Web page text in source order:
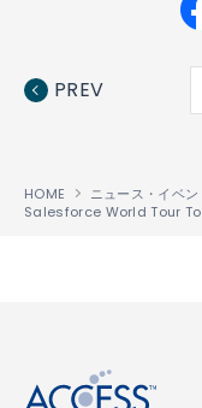
PREV
HOME ニュース・イベン
Salesforce World Tour